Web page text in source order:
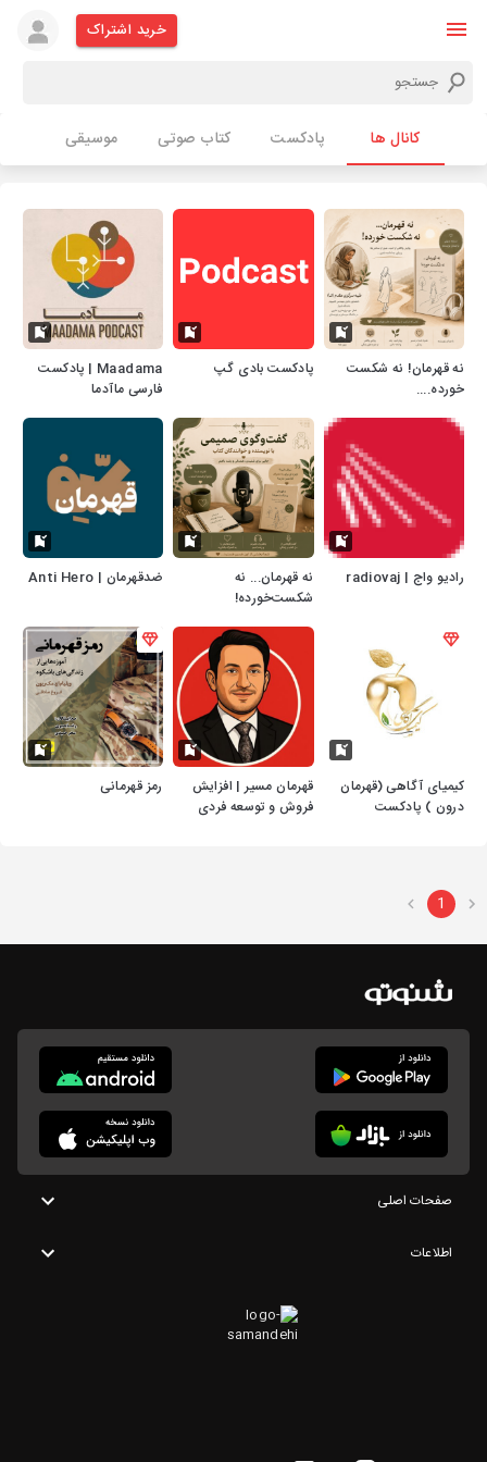
خرید اشتراک
کانال ها پادکست کتاب صوتی موسیقی
نه قهرمان! نه شکست
خورده....
پادکست بادی گپ
Maadama | پادکست
فارسی ماآدما
رادیو واج | radiovaj
نه قهرمان... نه
شکست‌خورده!
ضدقهرمان | Anti Hero
کیمیای آگاهی (قهرمان
درون ) پادکست
قهرمان مسیر | افزایش
فروش و توسعه فردی
رمز قهرمانی
1
صفحات اصلی
اطلاعات